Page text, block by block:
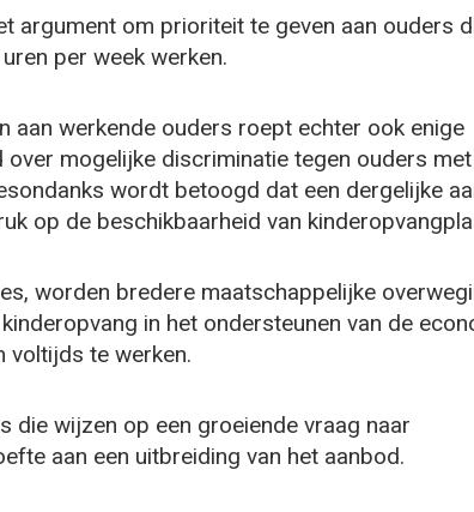
argument om prioriteit te geven aan ouders
per week werken.
aan werkende ouders roept echter ook enige
mogelijke discriminatie tegen ouders
wordt betoogd dat een dergelijke
op de beschikbaarheid van
worden bredere maatschappelijke
in het ondersteunen van de
voltijds te werken.
die wijzen op een groeiende vraag naar
aan een uitbreiding van het aanbod.